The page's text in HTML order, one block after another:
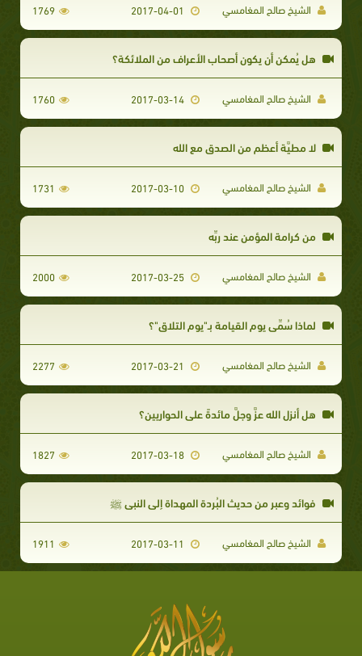
الشيخ صالح المغامسي 1769
هل يُمكن أن يكون أصحاب الأعراف من الملائكة؟
الشيخ صالح المغامسي 2017-03-14
1760
لا مطيَّة أعظم من الصدق مع الله
الشيخ صالح المغامسي 2017-03-10
1731
من كرامة المؤمن عند ربِّه
الشيخ صالح المغامسي 2017-03-25
2000
لماذا سُمِّي يوم القيامة بـ"يوم التلاق"؟
الشيخ صالح المغامسي 2277
هل أنزل الله عزَّ وجلَّ مائدةً على الحواريين؟
الشيخ صالح المغامسي 2017-03-18
1827
فوائد وعبر من حديث البُردة المهداة إلى النبي ﷺ
الشيخ صالح المغامسي 1911